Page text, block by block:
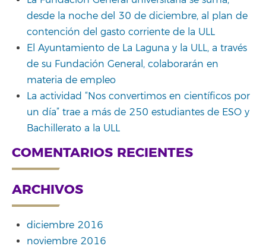
desde la noche del 30 de diciembre, al plan de
contención del gasto corriente de la ULL
El Ayuntamiento de La Laguna y la ULL, a través
de su Fundación General, colaborarán en
materia de empleo
La actividad “Nos convertimos en científicos por
un día” trae a más de 250 estudiantes de ESO y
Bachillerato a la ULL
COMENTARIOS RECIENTES
ARCHIVOS
diciembre 2016
noviembre 2016